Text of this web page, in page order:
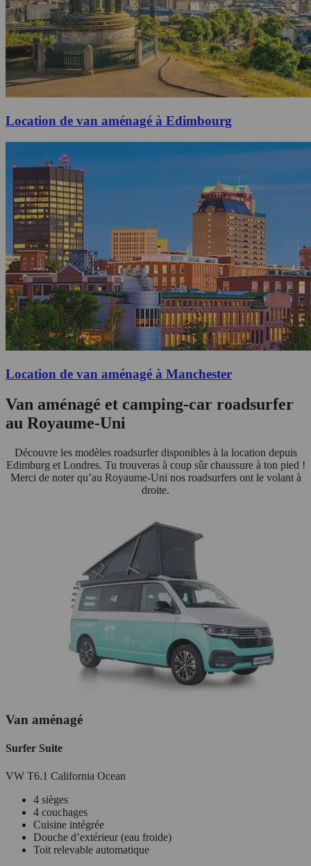
Location de van aménagé à Edimbourg
Location de van aménagé à Manchester
Van aménagé et camping-car roadsurfer
au Royaume-Uni
Découvre les modèles roadsurfer disponibles à la location depuis
Edimburg et Londres. Tu trouveras à coup sûr chaussure à ton pied !
Merci de noter qu’au Royaume-Uni nos roadsurfers ont le volant à
droite.
Van aménagé
Surfer Suite
VW T6.1 California Ocean
4 sièges
4 couchages
Cuisine intégrée
Douche d’extérieur (eau froide)
Toit relevable automatique